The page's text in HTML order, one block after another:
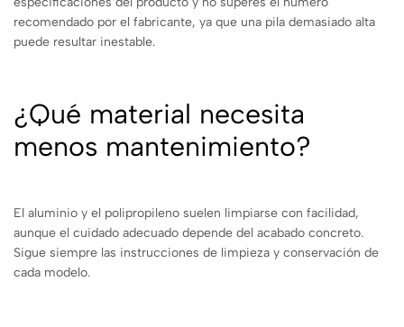
recomendado por el fabricante, ya que una pila demasiado alta
puede resultar inestable.
¿Qué material necesita
menos mantenimiento?
El aluminio y el polipropileno suelen limpiarse con facilidad,
aunque el cuidado adecuado depende del acabado concreto.
Sigue siempre las instrucciones de limpieza y conservación de
cada modelo.